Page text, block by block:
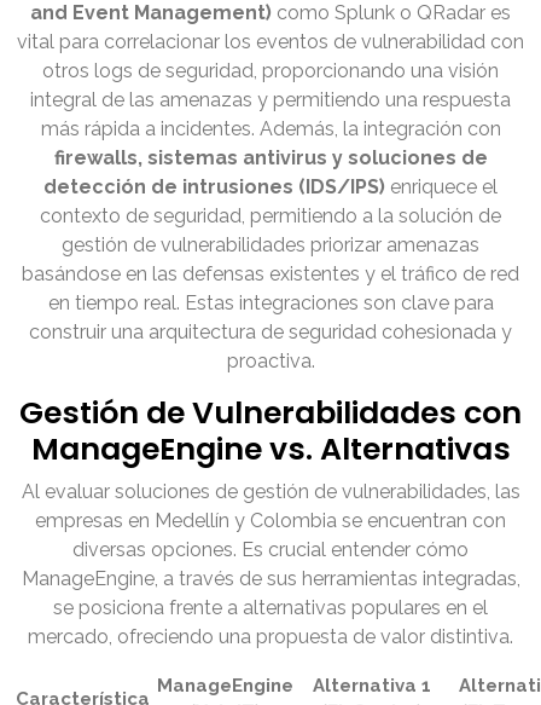
and Event Management) como Splunk o QRadar es
vital para correlacionar los eventos de vulnerabilidad con
otros logs de seguridad, proporcionando una visión
integral de las amenazas y permitiendo una respuesta
más rápida a incidentes. Además, la integración con
firewalls, sistemas antivirus y soluciones de
detección de intrusiones (IDS/IPS) enriquece el
contexto de seguridad, permitiendo a la solución de
gestión de vulnerabilidades priorizar amenazas
basándose en las defensas existentes y el tráfico de red
en tiempo real. Estas integraciones son clave para
construir una arquitectura de seguridad cohesionada y
proactiva.
Gestión de Vulnerabilidades con
ManageEngine vs. Alternativas
Al evaluar soluciones de gestión de vulnerabilidades, las
empresas en Medellín y Colombia se encuentran con
diversas opciones. Es crucial entender cómo
ManageEngine, a través de sus herramientas integradas,
se posiciona frente a alternativas populares en el
mercado, ofreciendo una propuesta de valor distintiva.
Característica
ManageEngine
Alternativa 1